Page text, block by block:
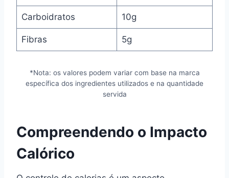
Carboidratos 10g
Fibras 5g
*Nota: os valores podem variar com base na marca
específica dos ingredientes utilizados e na quantidade
servida
Compreendendo o Impacto
Calórico